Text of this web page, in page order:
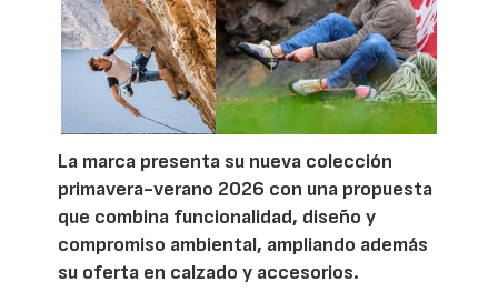
La marca presenta su nueva colección
primavera-verano 2026 con una propuesta
que combina funcionalidad, diseño y
compromiso ambiental, ampliando además
su oferta en calzado y accesorios.